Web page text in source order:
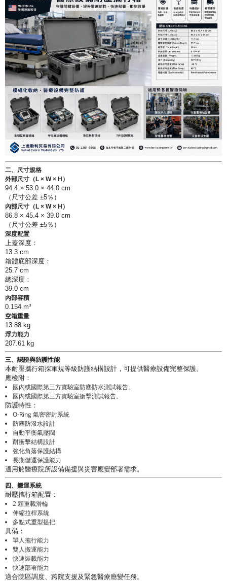
二、尺寸規格
外部尺寸（L × W × H）
94.4 × 53.0 × 44.0 cm
（尺寸公差 ±5％）
內部尺寸（L × W × H）
86.8 × 45.4 × 39.0 cm
（尺寸公差 ±5％）
深度配置
上蓋深度：
13.3 cm
箱體底部深度：
25.7 cm
總深度：
39.0 cm
內部容積
0.154 m³
空箱重量
13.88 kg
浮力能力
207.61 kg
三、認證與防護性能
本耐壓攜行箱採軍規等級防護結構設計，可提供醫療設備完整保護。
應檢附：
國內或國際第三方實驗室防塵防水測試報告。
國內或國際第三方實驗室衝擊測試報告。
防護特性：
O-Ring 氣密密封系統
防塵防潑水設計
自動平衡氣壓閥
耐衝擊結構設計
強化角落保護結構
長期儲運保護能力
適用於醫療院所設備備援與災害應變部署需求。
四、搬運系統
耐壓攜行箱配置：
2 顆重載滑輪
伸縮拉桿系統
多點式重型提把
具備：
單人拖行能力
雙人搬運能力
快速裝載能力
快速部署能力
適合院區調度、跨院支援及緊急醫療應變任務。